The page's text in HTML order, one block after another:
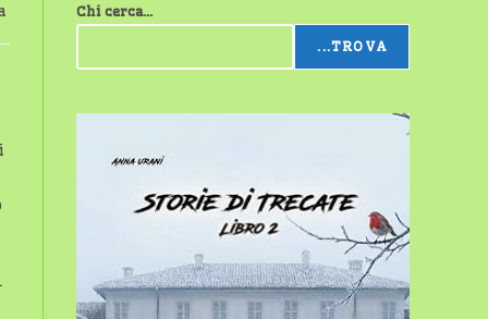
sul
Chi cerca...
...TROVA